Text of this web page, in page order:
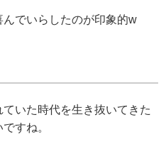
でいらしたのが印象的w
いた時代を生き抜いてきた
すね。